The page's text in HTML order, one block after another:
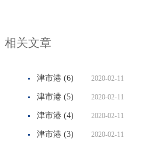
相关文章
津市港 (6) 2020-02-11
津市港 (5) 2020-02-11
津市港 (4) 2020-02-11
津市港 (3) 2020-02-11